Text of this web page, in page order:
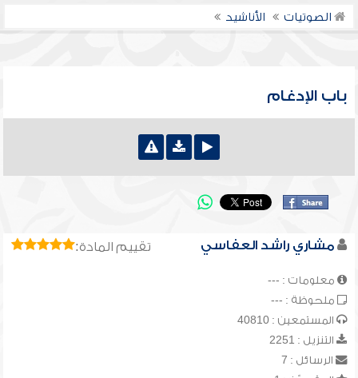
الصوتيات الأناشيد
باب الإدغام
تقييم المادة: مشاري راشد العفاسي
معلومات : ---
ملحوظة : ---
المستمعين : 40810
التنزيل : 2251
الرسائل : 7